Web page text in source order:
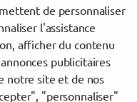
de personnaliser
l'assistance
afficher du contenu
publicitaires
notre site et de nos
"personnaliser"